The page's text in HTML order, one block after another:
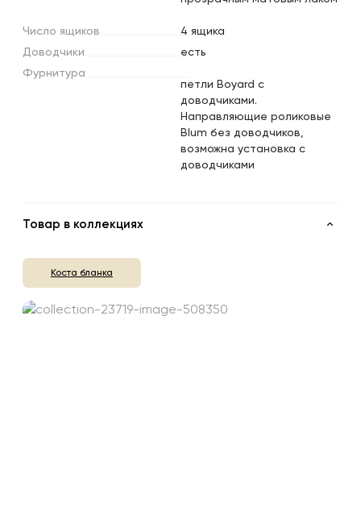
Число ящиков
4 ящика
Доводчики
есть
Фурнитура
петли Boyard с
доводчиками.
Направляющие роликовые
Blum без доводчиков,
возможна установка с
доводчиками
Товар в коллекциях
Коста бланка